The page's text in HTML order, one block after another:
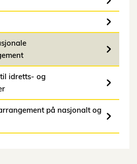
idretts- og
på nasjonalt og